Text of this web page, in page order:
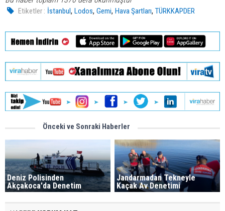
Etiketler : İstanbul,Lodos,Gemi,Hava Şartları,TÜRKKAPDER
Önceki ve Sonraki Haberler
Deniz Polisinden
Akçakoca'da Denetim
Jandarmadan Tekneyle
Kaçak Av Denetimi